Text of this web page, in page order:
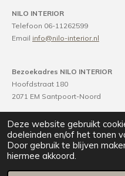
Deze website gebruikt
doeleinden en/of het tonen
Door gebruik te blijven
hiermee akkoord.
NILO INTERIOR
Telefoon 06-11262599
Email info@nilo-interior.nl
Bezoekadres NILO INTERIOR
Hoofdstraat 180
2071 EM Santpoort-Noord